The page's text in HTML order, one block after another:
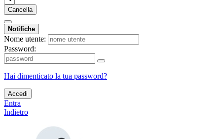
Cancella
Notifiche
Nome utente:
Password:
Hai dimenticato la tua password?
Accedi
Entra
Indietro